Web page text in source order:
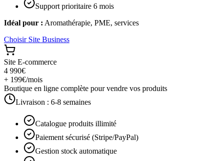
Support prioritaire 6 mois
Idéal pour : Aromathérapie, PME, services
Choisir Site Business
Site E-commerce
4 990€
+ 199€/mois
Boutique en ligne complète pour vendre vos produits
Livraison : 6-8 semaines
Catalogue produits illimité
Paiement sécurisé (Stripe/PayPal)
Gestion stock automatique